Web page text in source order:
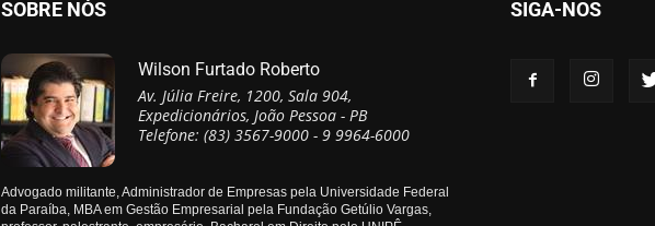
SOBRE NÓS
Wilson Furtado Roberto
Av. Júlia Freire, 1200, Sala 904,
Expedicionários, João Pessoa - PB
Telefone: (83) 3567-9000 - 9 9964-6000
Advogado militante, Administrador de Empresas pela Universidade Federal
da Paraíba, MBA em Gestão Empresarial pela Fundação Getúlio Vargas,
SIGA-NOS